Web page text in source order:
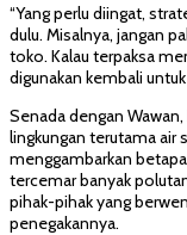
“Yang perlu diingat,
dulu. Misalnya, jangan
toko. Kalau terpaksa
digunakan kembali
Senada dengan
lingkungan terutama air
menggambarkan
tercemar banyak
pihak-pihak yang
penegakannya.